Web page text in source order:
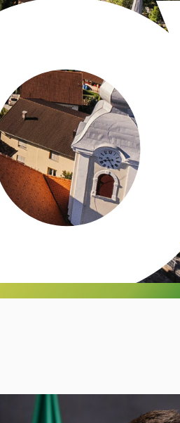
skupnosti in
sodelovanje
informacij javnega
grafična podoba in